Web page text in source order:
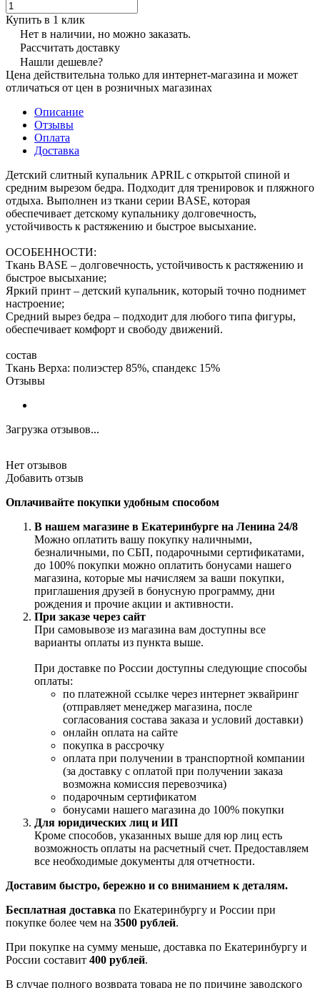
Купить в 1 клик
Нет в наличии, но можно заказать.
Рассчитать доставку
Нашли дешевле?
Цена действительна только для интернет-магазина и может
отличаться от цен в розничных магазинах
Описание
Отзывы
Оплата
Доставка
Детский слитный купальник APRIL с открытой спиной и
средним вырезом бедра. Подходит для тренировок и пляжного
отдыха. Выполнен из ткани серии BASE, которая
обеспечивает детскому купальнику долговечность,
устойчивость к растяжению и быстрое высыхание.
ОСОБЕННОСТИ:
Ткань BASE – долговечность, устойчивость к растяжению и
быстрое высыхание;
Яркий принт – детский купальник, который точно поднимет
настроение;
Средний вырез бедра – подходит для любого типа фигуры,
обеспечивает комфорт и свободу движений.
состав
Ткань Верха: полиэстер 85%, спандекс 15%
Отзывы
Загрузка отзывов...
Нет отзывов
Добавить отзыв
Оплачивайте покупки удобным способом
В нашем магазине в Екатеринбурге на Ленина 24/8
Можно оплатить вашу покупку наличными,
безналичными, по СБП, подарочными сертификатами,
до 100% покупки можно оплатить бонусами нашего
магазина, которые мы начисляем за ваши покупки,
приглашения друзей в бонусную программу, дни
рождения и прочие акции и активности.
При заказе через сайт
При самовывозе из магазина вам доступны все
варианты оплаты из пункта выше.
При доставке по России доступны следующие способы
оплаты:
по платежной ссылке через интернет эквайринг
(отправляет менеджер магазина, после
согласования состава заказа и условий доставки)
онлайн оплата на сайте
покупка в рассрочку
оплата при получении в транспортной компании
(за доставку с оплатой при получении заказа
возможна комиссия перевозчика)
подарочным сертификатом
бонусами нашего магазина до 100% покупки
Для юридических лиц и ИП
Кроме способов, указанных выше для юр лиц есть
возможность оплаты на расчетный счет. Предоставляем
все необходимые документы для отчетности.
Доставим быстро, бережно и со вниманием к деталям.
Бесплатная доставка по Екатеринбургу и России при
покупке более чем на 3500 рублей.
При покупке на сумму меньше, доставка по Екатеринбургу и
России составит 400 рублей.
В случае полного возврата товара не по причине заводского